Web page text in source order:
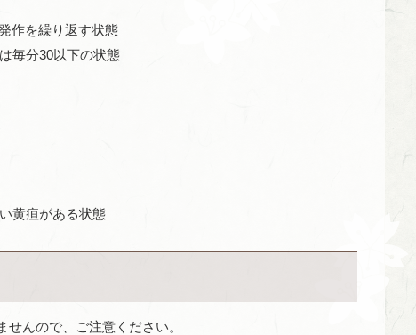
作を繰り返す状態
毎分30以下の状態
黄疸がある状態
んので、ご注意ください。